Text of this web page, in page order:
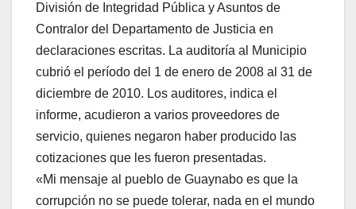
División de Integridad Pública y Asuntos de
Contralor del Departamento de Justicia en
declaraciones escritas. La auditoría al Municipio
cubrió el período del 1 de enero de 2008 al 31 de
diciembre de 2010. Los auditores, indica el
informe, acudieron a varios proveedores de
servicio, quienes negaron haber producido las
cotizaciones que les fueron presentadas.
«Mi mensaje al pueblo de Guaynabo es que la
corrupción no se puede tolerar, nada en el mundo